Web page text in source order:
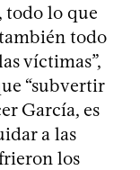
todo lo que
todo
víctimas”,
“subvertir
García, es
a las
los